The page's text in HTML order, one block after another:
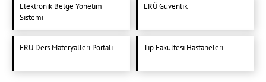
Elektronik Belge Yönetim
Sistemi
ERÜ Güvenlik
ERÜ Ders Materyalleri Portali Tıp Fakültesi Hastaneleri